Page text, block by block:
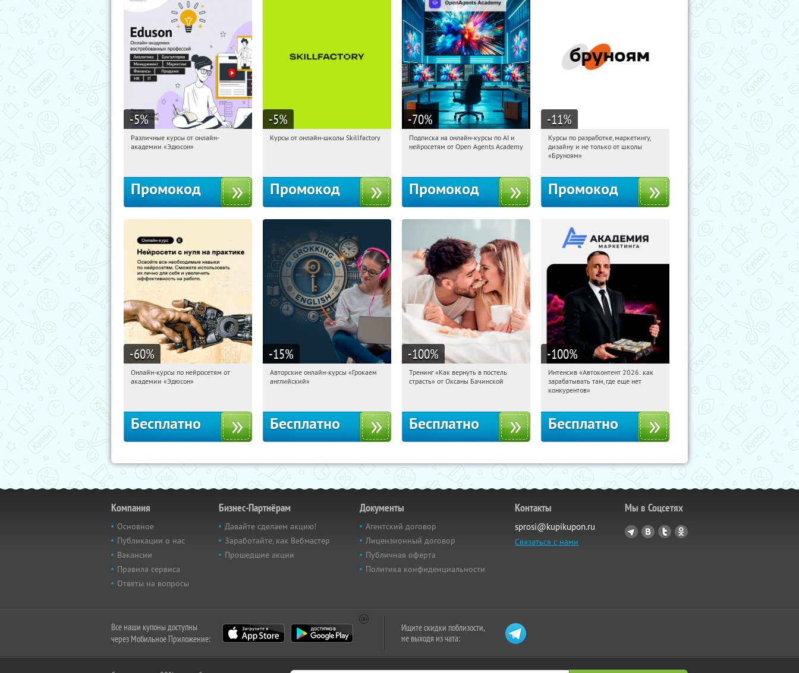
-5%
20:55:14 Получили:
Различные курсы от онлайн-
академии «Эдюсон»
Промокод
-5%
20:55:14
Получи первым!
Курсы от онлайн-школы Skillfactory
Промокод
-70%
20:55:14 Получили:
Подписка на онлайн-курсы по AI и
нейросетям от Open Agents Academy
Промокод
-11%
20:55:14
Получи первым!
Россия
Курсы по разработке, маркетингу,
дизайну и не только от школы
«Бруноям»
Промокод
-60%
20:55:14 Получили:
Онлайн-курсы по нейросетям от
академии «Эдюсон»
Бесплатно
-15%
20:55:14 Получили:
Авторские онлайн-курсы «Грокаем
английский»
Бесплатно
-100%
20:55:14 Получили:
Тренинг «Как вернуть в постель
страсть» от Оксаны Бачинской
Бесплатно
-100%
20:55:14 Получили:
Россия
Интенсив «Автоконтент 2026: как
зарабатывать там, где еще нет
конкурентов»
Бесплатно
Компания
Основное
Публикации о нас
Вакансии
Правила сервиса
Ответы на вопросы
Бизнес-Партнёрам
Давайте сделаем акцию!
Заработайте, как Вебмастер
Прошедшие акции
Документы
Агентский договор
Лицензионный договор
Публичная оферта
Политика конфиденциальности
Контакты
sprosi@kupikupon.ru
Связаться с нами
Мы в Соцсетях
Все наши купоны доступны
через Мобильное Приложение:
Ищите скидки поблизости,
не выходя из чата: